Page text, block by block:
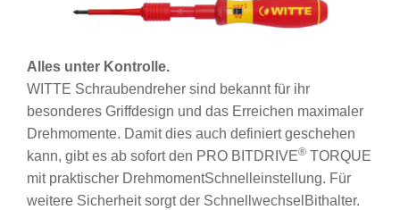
Alles unter Kontrolle.
WITTE Schraubendreher sind bekannt für ihr
besonderes Griffdesign und das Erreichen maximaler
Drehmomente. Damit dies auch definiert geschehen
kann, gibt es ab sofort den PRO BITDRIVE® TORQUE
mit praktischer Drehmoment­Schnelleinstellung. Für
weitere Sicherheit sorgt der Schnellwechsel­Bithalter.